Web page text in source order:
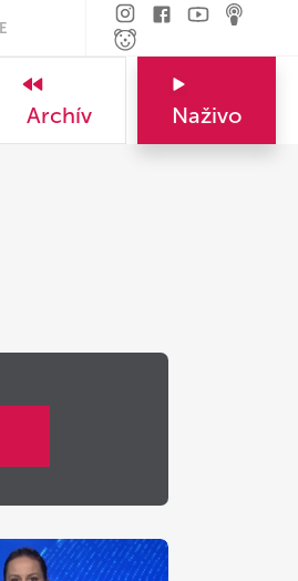
Archív Naživo